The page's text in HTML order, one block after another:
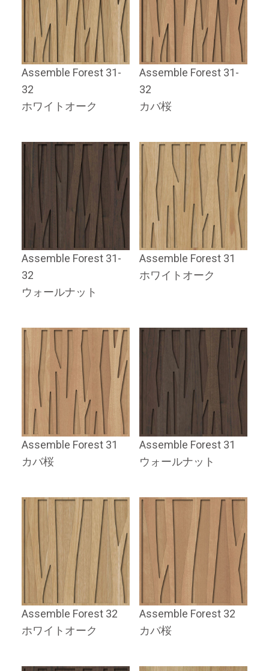
Assemble Forest 31-
32
ホワイトオーク
Assemble Forest 31-
32
カバ桜
Assemble Forest 31-
32
ウォールナット
Assemble Forest 31
ホワイトオーク
Assemble Forest 31
カバ桜
Assemble Forest 31
ウォールナット
Assemble Forest 32
ホワイトオーク
Assemble Forest 32
カバ桜